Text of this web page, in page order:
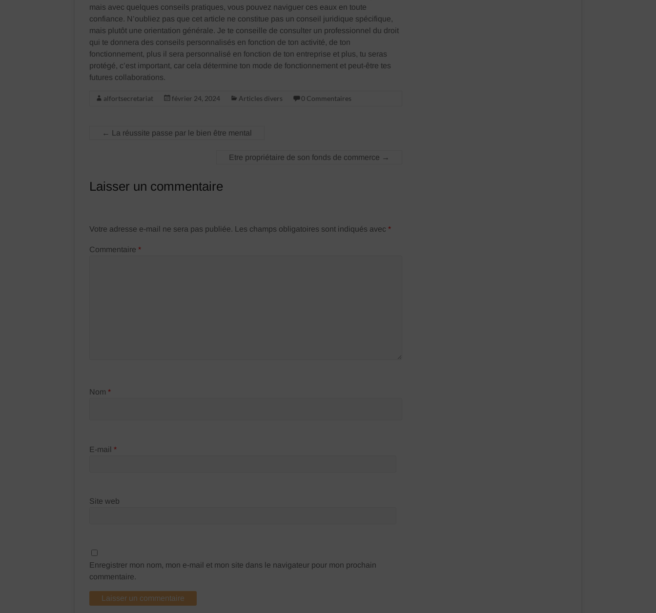
mais avec quelques conseils pratiques, vous pouvez naviguer ces eaux en toute
confiance. N’oubliez pas que cet article ne constitue pas un conseil juridique spécifique,
mais plutôt une orientation générale. Je te conseille de consulter un professionnel du droit
qui te donnera des conseils personnalisés en fonction de ton activité, de ton
fonctionnement, plus il sera personnalisé en fonction de ton entreprise et plus, tu seras
protégé, c’est important, car cela détermine ton mode de fonctionnement et peut-être tes
futures collaborations.
alfortsecretariat février 24, 2024 Articles divers 0 Commentaires
← La réussite passe par le bien être mental
Etre propriétaire de son fonds de commerce →
Laisser un commentaire
Votre adresse e-mail ne sera pas publiée. Les champs obligatoires sont indiqués avec *
Commentaire *
Nom *
E-mail *
Site web
Enregistrer mon nom, mon e-mail et mon site dans le navigateur pour mon prochain
commentaire.